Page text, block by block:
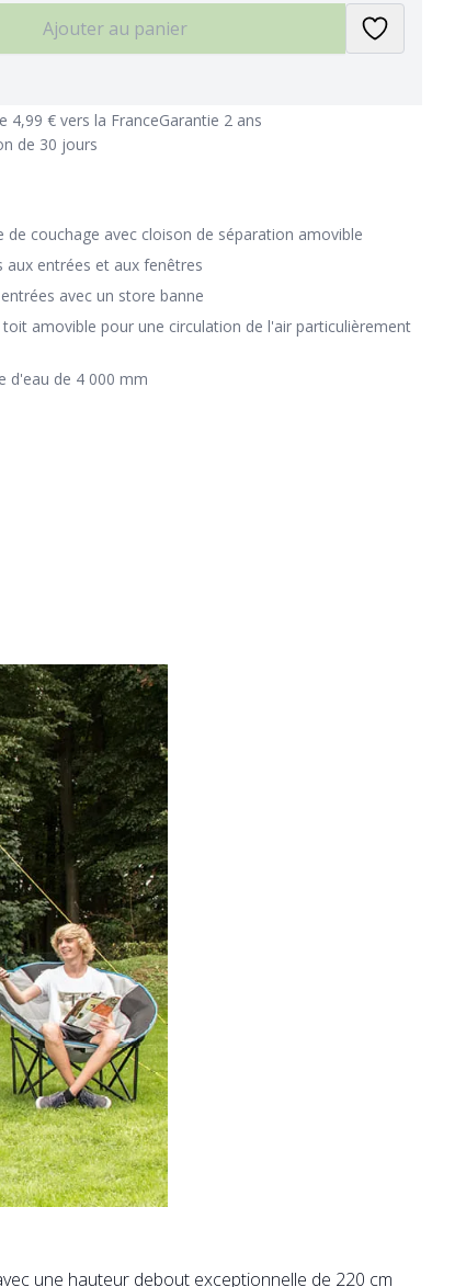
Ajouter au panier
4,99 € vers la FranceGarantie 2 ans
de 30 jours
de couchage avec cloison de séparation amovible
aux entrées et aux fenêtres
avec un store banne
amovible pour une circulation de l'air particulièrement
d'eau de 4 000 mm
une hauteur debout exceptionnelle de 220 cm